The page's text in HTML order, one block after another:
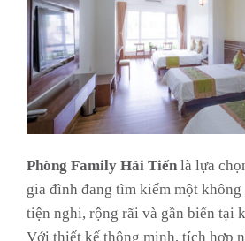
Phòng Family Hải Tiến là lựa
gia đình đang tìm kiếm một
tiện nghi, rộng rãi và gần biển tại
Với thiết kế thông minh, tích hợp